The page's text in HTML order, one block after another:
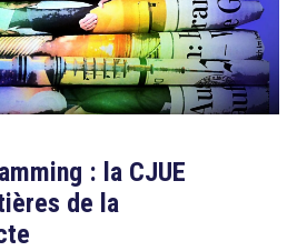
: la CJUE
de la